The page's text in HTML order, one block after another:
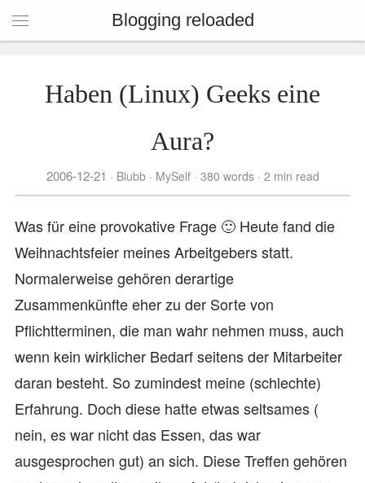
Blogging reloaded
Haben (Linux) Geeks eine
Aura?
2006-12-21 Blubb MySelf 380 words 2 min read
Was für eine provokative Frage 🙂 Heute fand die
Weihnachtsfeier meines Arbeitgebers statt.
Normalerweise gehören derartige
Zusammenkünfte eher zu der Sorte von
Pflichtterminen, die man wahr nehmen muss, auch
wenn kein wirklicher Bedarf seitens der Mitarbeiter
daran besteht. So zumindest meine (schlechte)
Erfahrung. Doch diese hatte etwas seltsames (
nein, es war nicht das Essen, das war
ausgesprochen gut) an sich. Diese Treffen gehören